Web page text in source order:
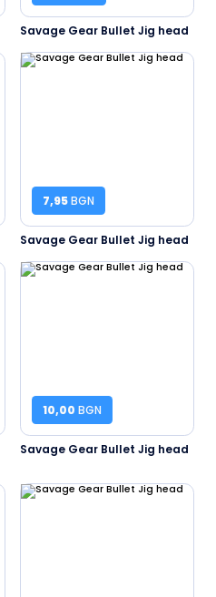
Savage Gear Bullet Jig head
7,95BGN
Savage Gear Bullet Jig head
10,00 BGN
Savage Gear Bullet Jig head